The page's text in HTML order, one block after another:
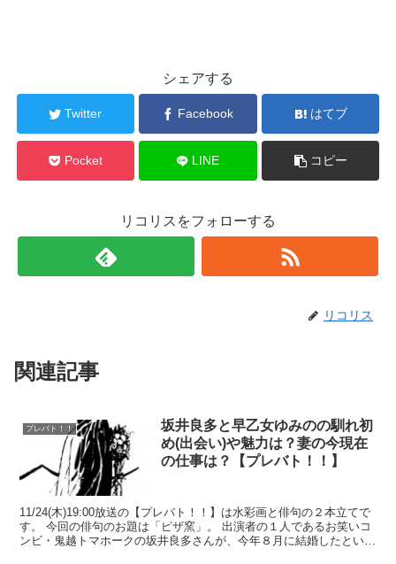
シェアする
Twitter Facebook はてブ
Pocket LINE コピー
リコリスをフォローする
リコリス
関連記事
プレバト！！
坂井良多と早乙女ゆみのの馴れ初
め(出会い)や魅力は？妻の今現在
の仕事は？【プレバト！！】
11/24(木)19:00放送の【プレバト！！】は水彩画と俳句の２本立てで
す。 今回の俳句のお題は「ピザ窯」。 出演者の１人であるお笑いコ
ンビ・鬼越トマホークの坂井良多さんが、今年８月に結婚したという